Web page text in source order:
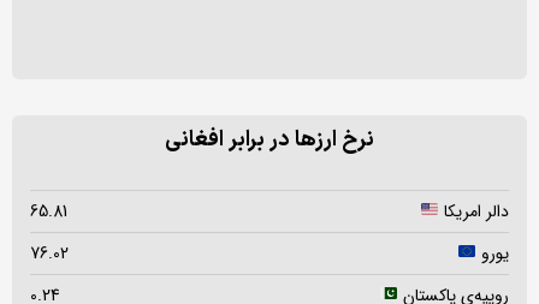
نرخ ارزها در برابر افغانی
دالر امریکا
65.81
یورو
76.02
روپیه‌ی پاکستان
0.24